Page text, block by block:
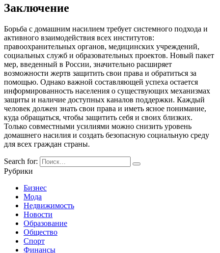
Заключение
Борьба с домашним насилием требует системного подхода и
активного взаимодействия всех институтов:
правоохранительных органов, медицинских учреждений,
социальных служб и образовательных проектов. Новый пакет
мер, введенный в России, значительно расширяет
возможности жертв защитить свои права и обратиться за
помощью. Однако важной составляющей успеха остается
информированность населения о существующих механизмах
защиты и наличие доступных каналов поддержки. Каждый
человек должен знать свои права и иметь ясное понимание,
куда обращаться, чтобы защитить себя и своих близких.
Только совместными усилиями можно снизить уровень
домашнего насилия и создать безопасную социальную среду
для всех граждан страны.
Search for:
Рубрики
Бизнес
Мода
Недвижимость
Новости
Образование
Общество
Спорт
Финансы